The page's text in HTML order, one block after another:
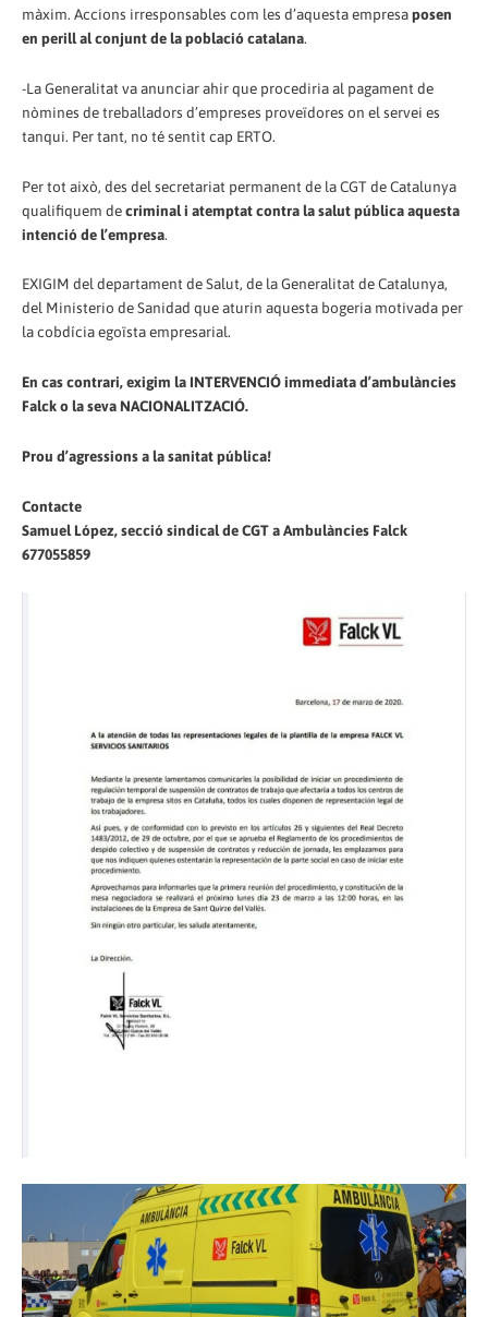
màxim. Accions irresponsables com les d’aquesta empresaposen
en perill al conjunt de la població catalana.
-La Generalitat va anunciar ahir que procediria al pagament de
nòmines de treballadors d’empreses proveïdores on el servei es
tanqui. Per tant, no té sentit cap ERTO.
Per tot això, des del secretariat permanent de la CGT de Catalunya
qualifiquem decriminal i atemptat contra la salut pública aquesta
intenció de l’empresa.
EXIGIM del departament de Salut, de la Generalitat de Catalunya,
del Ministerio de Sanidad que aturin aquesta bogeria motivada per
la cobdícia egoïsta empresarial.
En cas contrari, exigim la INTERVENCIÓ immediata d’ambulàncies
Falck o la seva NACIONALITZACIÓ.
Prou d’agressions a la sanitat pública!
Contacte
Samuel López, secció sindical de CGT a Ambulàncies Falck
677055859